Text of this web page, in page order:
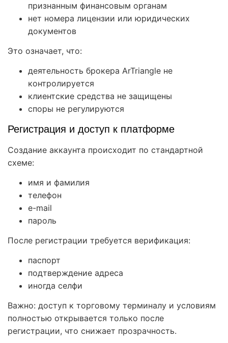
признанным финансовым органам
нет номера лицензии или юридических
документов
Это означает, что:
деятельность брокера ArTriangle не
контролируется
клиентские средства не защищены
споры не регулируются
Регистрация и доступ к платформе
Создание аккаунта происходит по стандартной
схеме:
имя и фамилия
телефон
e-mail
пароль
После регистрации требуется верификация:
паспорт
подтверждение адреса
иногда селфи
Важно: доступ к торговому терминалу и условиям
полностью открывается только после
регистрации, что снижает прозрачность.